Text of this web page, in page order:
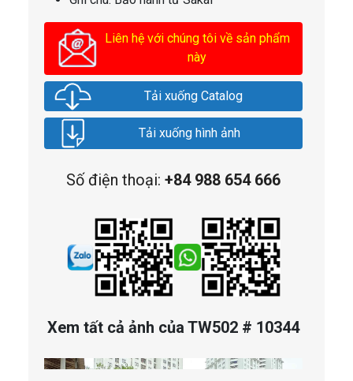
Liên hệ với chúng tôi về sản phẩm
này
Tải xuống Catalog
Tải xuống hình ảnh
Số điện thoại: +84 988 654 666
Xem tất cả ảnh của TW502 # 10344